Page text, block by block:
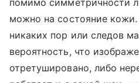
можно на состояние
никаких пор или следов
вероятность, что
отретушировано, либо